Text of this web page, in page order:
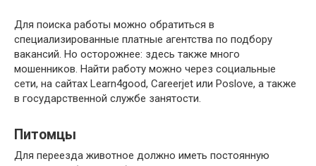
Для поиска работы можно обратиться в
специализированные платные агентства по подбору
вакансий. Но осторожнее: здесь также много
мошенников. Найти работу можно через социальные
сети, на сайтах Learn4good, Careerjet или Poslove, а также
в государственной службе занятости.
Питомцы
Для переезда животное должно иметь постоянную